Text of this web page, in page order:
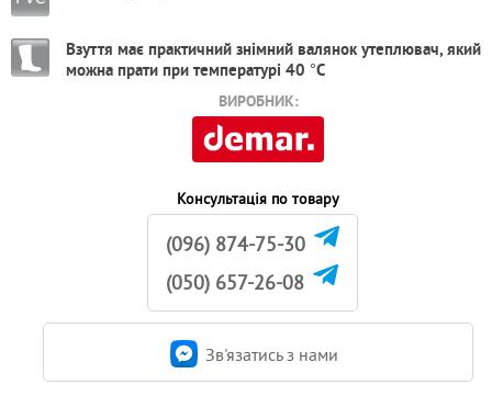
Взуття має практичний знімний валянок утеплювач, який
можна прати при температурі 40 °С
ВИРОБНИК:
Консультація по товару
(096) 874-75-30
(050) 657-26-08
Зв'язатись з нами